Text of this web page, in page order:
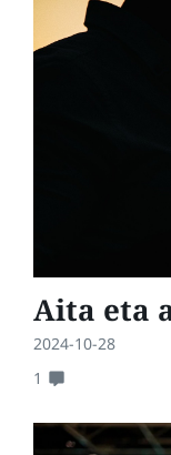
Aita eta
2024-10-28
1